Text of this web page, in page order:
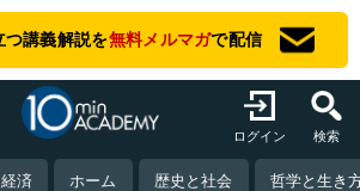
つ講義解説を無料メルマガで配信
ログイン 検索
済 ホーム 歴史と社会 哲学と生き